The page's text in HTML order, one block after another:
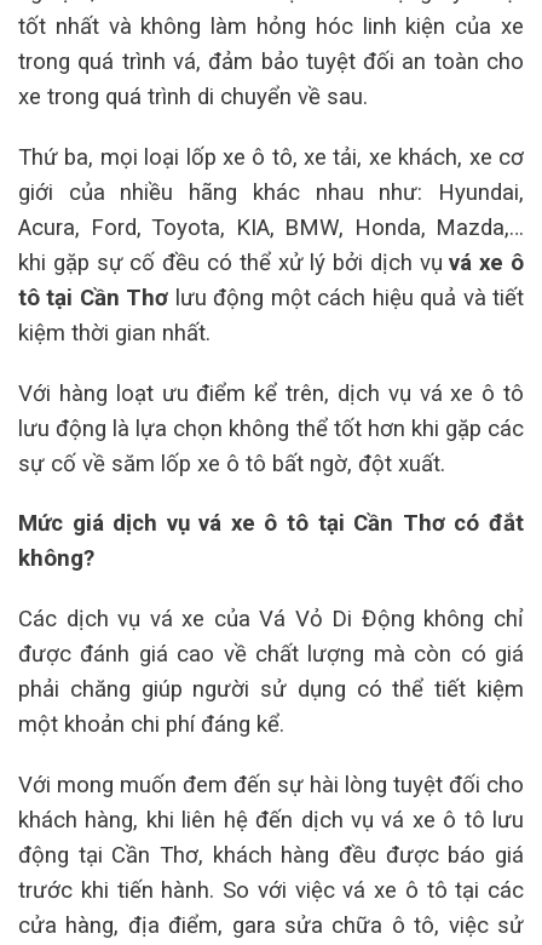
tốt nhất và không làm hỏng hóc linh kiện của xe
trong quá trình vá, đảm bảo tuyệt đối an toàn cho
xe trong quá trình di chuyển về sau.
Thứ ba, mọi loại lốp xe ô tô, xe tải, xe khách, xe cơ
giới của nhiều hãng khác nhau như: Hyundai,
Acura, Ford, Toyota, KIA, BMW, Honda, Mazda,…
khi gặp sự cố đều có thể xử lý bởi dịch vụvá xe ô
tô tại Cần Thơ lưu động một cách hiệu quả và tiết
kiệm thời gian nhất.
Với hàng loạt ưu điểm kể trên, dịch vụ vá xe ô tô
lưu động là lựa chọn không thể tốt hơn khi gặp các
sự cố về săm lốp xe ô tô bất ngờ, đột xuất.
Mức giá dịch vụ vá xe ô tô tại Cần Thơ có đắt
không?
Các dịch vụ vá xe của Vá Vỏ Di Động không chỉ
được đánh giá cao về chất lượng mà còn có giá
phải chăng giúp người sử dụng có thể tiết kiệm
một khoản chi phí đáng kể.
Với mong muốn đem đến sự hài lòng tuyệt đối cho
khách hàng, khi liên hệ đến dịch vụ vá xe ô tô lưu
động tại Cần Thơ, khách hàng đều được báo giá
trước khi tiến hành. So với việc vá xe ô tô tại các
cửa hàng, địa điểm, gara sửa chữa ô tô, việc sử